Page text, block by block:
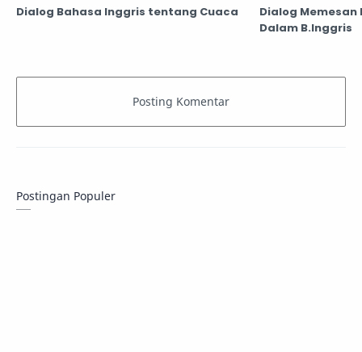
Dialog Bahasa Inggris tentang Cuaca
Dialog
Dalam B.Inggris
Postingan Populer